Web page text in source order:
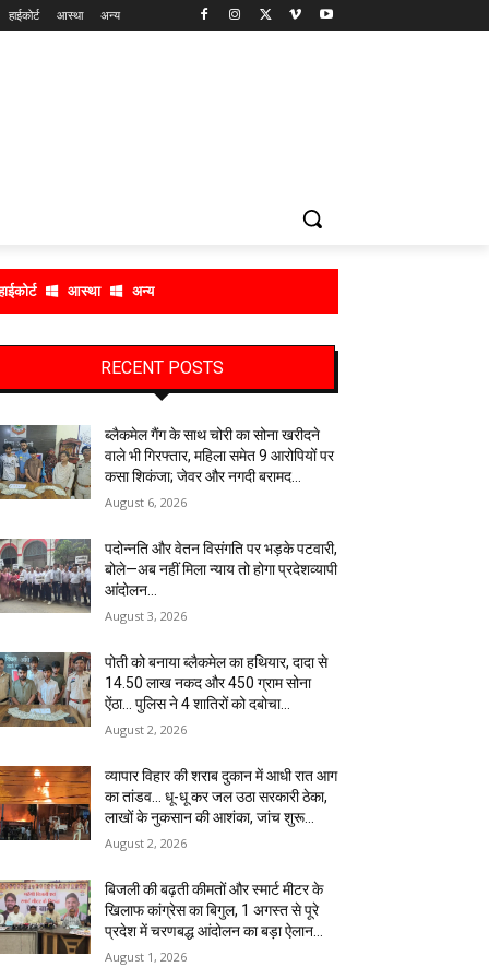
हाईकोर्ट आस्था अन्य
आस्था अन्य
RECENT POSTS
ब्लैकमेल गैंग के साथ चोरी का सोना खरीदने
वाले भी गिरफ्तार, महिला समेत 9 आरोपियों पर
कसा शिकंजा; जेवर और नगदी बरामद…
August 6, 2026
पदोन्नति और वेतन विसंगति पर भड़के पटवारी,
बोले—अब नहीं मिला न्याय तो होगा प्रदेशव्यापी
आंदोलन…
August 3, 2026
पोती को बनाया ब्लैकमेल का हथियार, दादा से
14.50 लाख नकद और 450 ग्राम सोना
ऐंठा… पुलिस ने 4 शातिरों को दबोचा…
August 2, 2026
व्यापार विहार की शराब दुकान में आधी रात आग
का तांडव… धू-धू कर जल उठा सरकारी ठेका,
लाखों के नुकसान की आशंका, जांच शुरू…
August 2, 2026
बिजली की बढ़ती कीमतों और स्मार्ट मीटर के
खिलाफ कांग्रेस का बिगुल, 1 अगस्त से पूरे
प्रदेश में चरणबद्ध आंदोलन का बड़ा ऐलान…
August 1, 2026